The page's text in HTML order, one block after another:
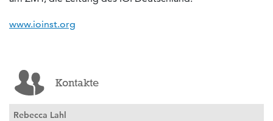
www.ioinst.org
Kontakte
Rebecca Lahl